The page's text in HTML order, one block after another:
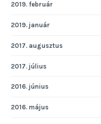
2019. február
2019. január
2017. augusztus
2017. július
2016. június
2016. május